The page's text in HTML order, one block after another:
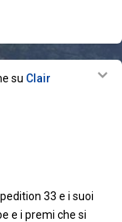
su Clair
33 e i suoi
e i premi che si